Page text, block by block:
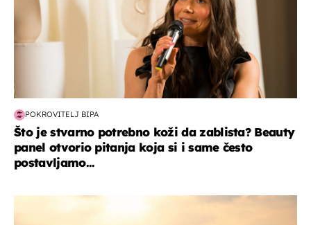
POKROVITELJ BIPA
Što je stvarno potrebno koži da zablista? Beauty
panel otvorio pitanja koja si i same često
postavljamo...